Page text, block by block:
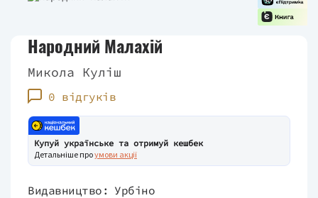
Народний Малахій
Микола Куліш
0 відгуків
Купуй українське та отримуй кешбек
Детальніше проумови акції
Видавництво: Урбіно